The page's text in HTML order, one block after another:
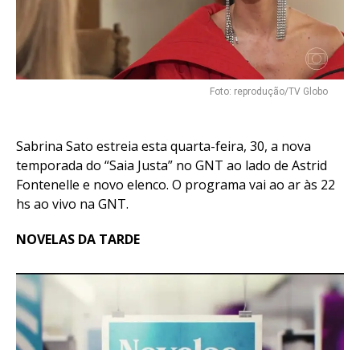
Foto: reprodução/TV Globo
Sabrina Sato estreia esta quarta-feira, 30, a nova
temporada do “Saia Justa” no GNT ao lado de Astrid
Fontenelle e novo elenco. O programa vai ao ar às 22
hs ao vivo na GNT.
NOVELAS DA TARDE